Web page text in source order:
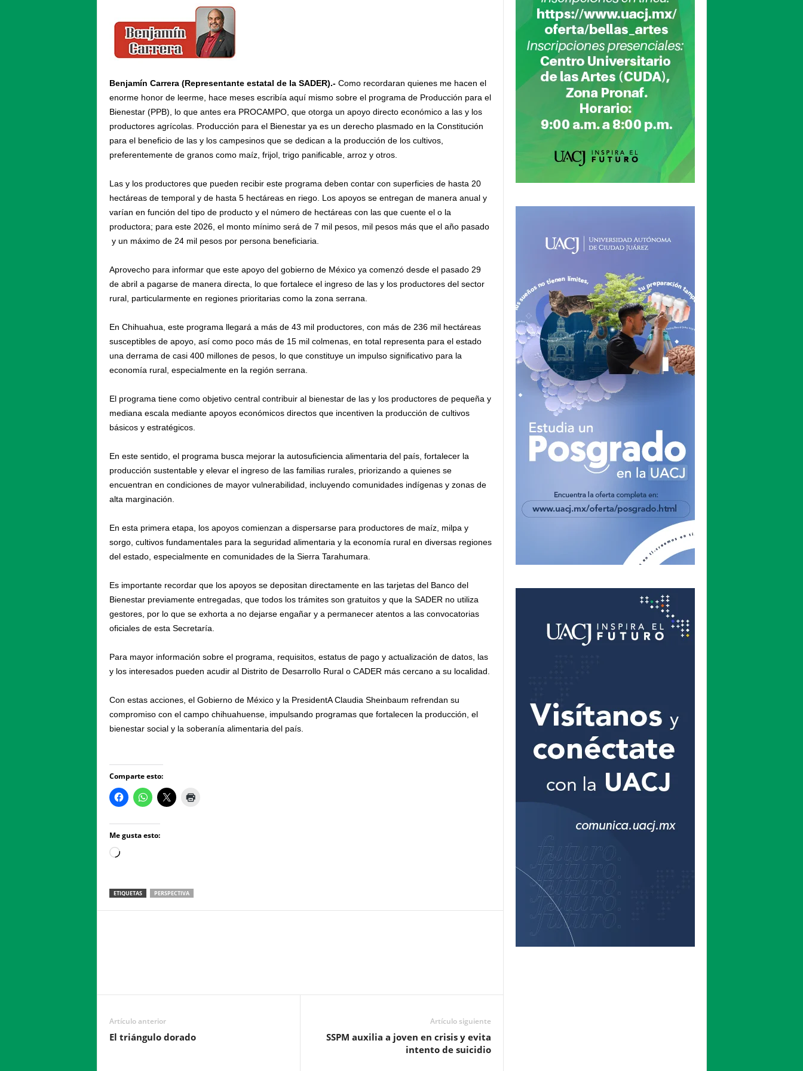
Benjamín Carrera (Representante estatal de la SADER).-Como recordaran quienes me hacen el
enorme honor de leerme, hace meses escribía aquí mismo sobre el programa de Producción para el
Bienestar (PPB), lo que antes era PROCAMPO, que otorga un apoyo directo económico a las y los
productores agrícolas. Producción para el Bienestar ya es un derecho plasmado en la Constitución
para el beneficio de las y los campesinos que se dedican a la producción de los cultivos,
preferentemente de granos como maíz, frijol, trigo panificable, arroz y otros.
Las y los productores que pueden recibir este programa deben contar con superficies de hasta 20
hectáreas de temporal y de hasta 5 hectáreas en riego. Los apoyos se entregan de manera anual y
varían en función del tipo de producto y el número de hectáreas con las que cuente el o la
productora; para este 2026, el monto mínimo será de 7 mil pesos, mil pesos más que el año pasado
y un máximo de 24 mil pesos por persona beneficiaria.
Aprovecho para informar que este apoyo del gobierno de México ya comenzó desde el pasado 29
de abril a pagarse de manera directa, lo que fortalece el ingreso de las y los productores del sector
rural, particularmente en regiones prioritarias como la zona serrana.
En Chihuahua, este programa llegará a más de 43 mil productores, con más de 236 mil hectáreas
susceptibles de apoyo, así como poco más de 15 mil colmenas, en total representa para el estado
una derrama de casi 400 millones de pesos, lo que constituye un impulso significativo para la
economía rural, especialmente en la región serrana.
El programa tiene como objetivo central contribuir al bienestar de las y los productores de pequeña y
mediana escala mediante apoyos económicos directos que incentiven la producción de cultivos
básicos y estratégicos.
En este sentido, el programa busca mejorar la autosuficiencia alimentaria del país, fortalecer la
producción sustentable y elevar el ingreso de las familias rurales, priorizando a quienes se
encuentran en condiciones de mayor vulnerabilidad, incluyendo comunidades indígenas y zonas de
alta marginación.
En esta primera etapa, los apoyos comienzan a dispersarse para productores de maíz, milpa y
sorgo, cultivos fundamentales para la seguridad alimentaria y la economía rural en diversas regiones
del estado, especialmente en comunidades de la Sierra Tarahumara.
Es importante recordar que los apoyos se depositan directamente en las tarjetas del Banco del
Bienestar previamente entregadas, que todos los trámites son gratuitos y que la SADER no utiliza
gestores, por lo que se exhorta a no dejarse engañar y a permanecer atentos a las convocatorias
oficiales de esta Secretaría.
Para mayor información sobre el programa, requisitos, estatus de pago y actualización de datos, las
y los interesados pueden acudir al Distrito de Desarrollo Rural o CADER más cercano a su localidad.
Con estas acciones, el Gobierno de México y la PresidentA Claudia Sheinbaum refrendan su
compromiso con el campo chihuahuense, impulsando programas que fortalecen la producción, el
bienestar social y la soberanía alimentaria del país.
Comparte esto:
Me gusta esto:
Loading…
ETIQUETAS PERSPECTIVA
Artículo anterior
El triángulo dorado
Artículo siguiente
SSPM auxilia a joven en crisis y evita
intento de suicidio